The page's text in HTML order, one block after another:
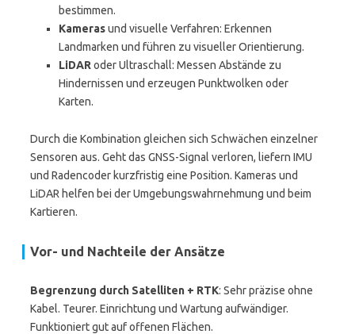
bestimmen.
Kamerasund visuelle Verfahren: Erkennen
Landmarken und führen zu visueller Orientierung.
LiDAR oder Ultraschall: Messen Abstände zu
Hindernissen und erzeugen Punktwolken oder
Karten.
Durch die Kombination gleichen sich Schwächen einzelner
Sensoren aus. Geht das GNSS-Signal verloren, liefern IMU
und Radencoder kurzfristig eine Position. Kameras und
LiDAR helfen bei der Umgebungswahrnehmung und beim
Kartieren.
Vor- und Nachteile der Ansätze
Begrenzung durch Satelliten + RTK: Sehr präzise ohne
Kabel. Teurer. Einrichtung und Wartung aufwändiger.
Funktioniert gut auf offenen Flächen.